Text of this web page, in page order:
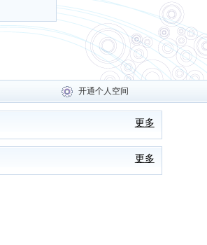
开通个人空间
更多
更多